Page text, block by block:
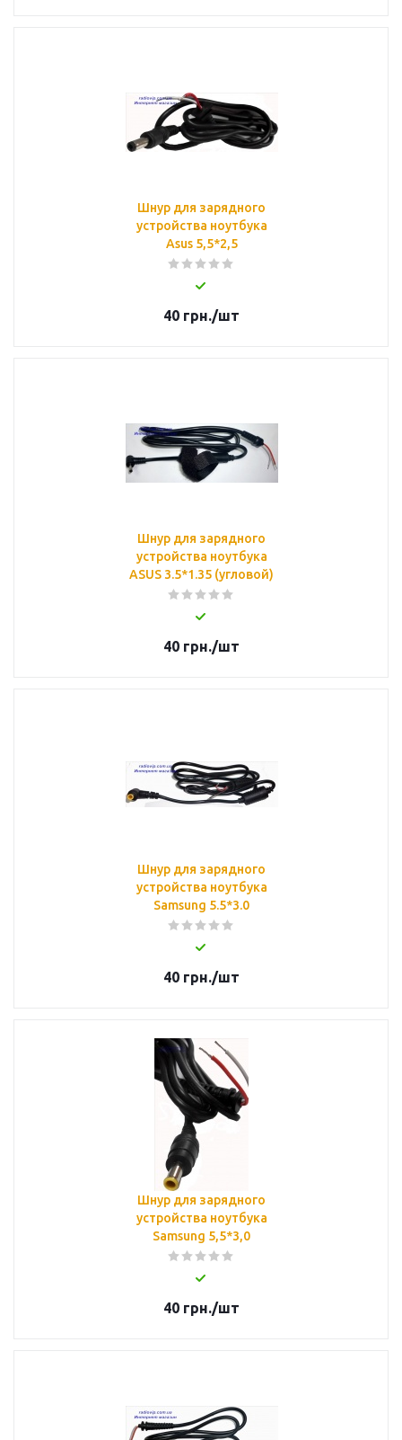
Шнур для зарядного
устройства ноутбука
Asus 5,5*2,5
40 грн./шт
Шнур для зарядного
устройства ноутбука
ASUS 3.5*1.35 (угловой)
40 грн./шт
Шнур для зарядного
устройства ноутбука
Samsung 5.5*3.0
40 грн./шт
Шнур для зарядного
устройства ноутбука
Samsung 5,5*3,0
40 грн./шт